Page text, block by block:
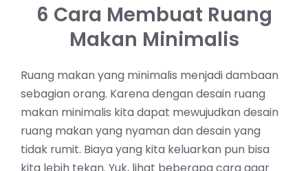
6 Cara Membuat Ruang
Makan Minimalis
Ruang makan yang minimalis menjadi dambaan
sebagian orang. Karena dengan desain ruang
makan minimalis kita dapat mewujudkan desain
ruang makan yang nyaman dan desain yang
tidak rumit. Biaya yang kita keluarkan pun bisa
kita lebih tekan. Yuk, lihat beberapa cara agar